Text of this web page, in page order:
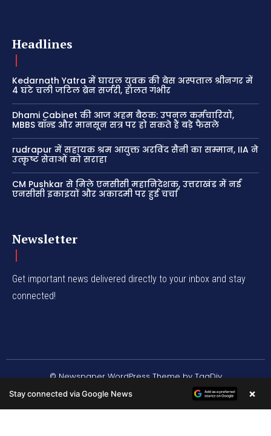
Headlines
Kedarnath Yatra में घायल युवक की बेस अस्पताल श्रीनगर में
4 घंटे चली जटिल ब्रेन सर्जरी, हालत गंभीर
Dhami Cabinet की आज अहम बैठक: उपनल कर्मचारियों,
MBBS बॉन्ड और मानसून सत्र पर हो सकते हैं बड़े फैसले
rudrapur में सहायक श्रम आयुक्त अरविंद सैनी का सम्मान, IIA ने
उत्कृष्ट सेवाओं को सराहा
CM Pushkar से मिले एनसीसी महानिदेशक, उत्तराखंड में नई
एनसीसी इकाइयों और अकादमी पर हुई चर्चा
Newsletter
Get important news delivered directly to your inbox and stay
connected!
© Newspaper WordPress Theme by TagDiv
Stay connected via Google News ×